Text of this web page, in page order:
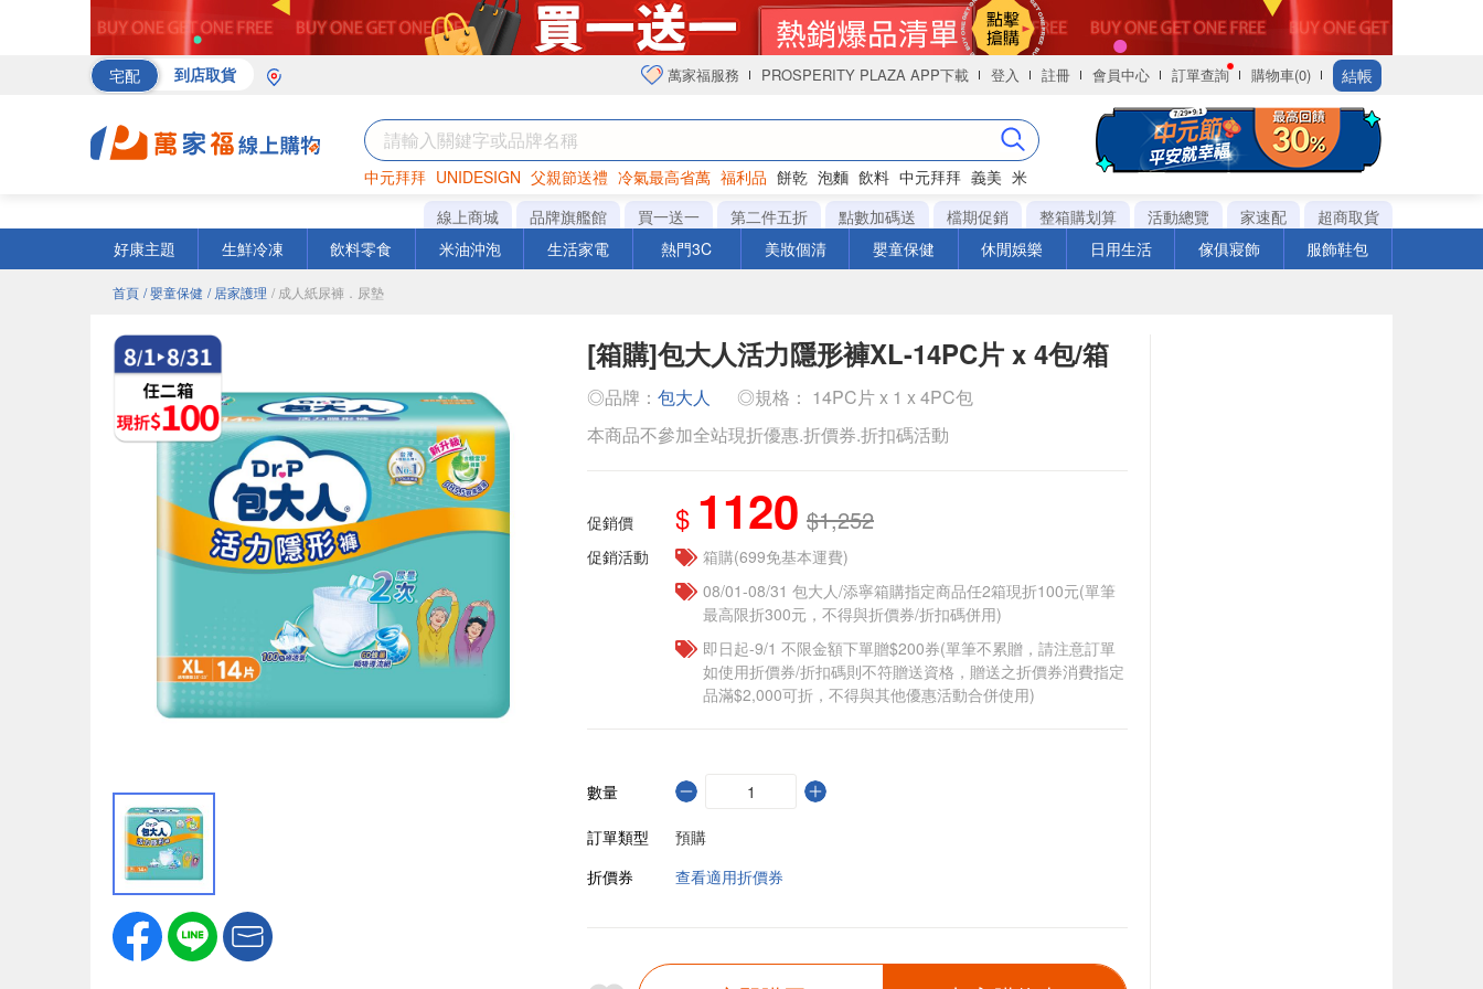
宅配 到店取貨 萬家福服務 PROSPERITY PLAZA APP下載 登入 註冊 會員中心 訂單查詢 購物車(0) 結帳
中元拜拜 UNIDESIGN 父親節送禮 冷氣最高省萬 福利品 餅乾 泡麵 飲料 中元拜拜 義美 米
巧克力 罐頭 衛生紙
線上商城 品牌旗艦館 買一送一 第二件五折 點數加碼送 檔期促銷 整箱購划算 活動總覽 家速配
超商取貨
好康主題
生鮮冷凍 飲料零食 米油沖泡 生活家電 熱門3C 美妝個清 嬰童保健 休閒娛樂 日用生活 傢俱寢飾 服飾鞋包
首頁 / 嬰童保健 / 居家護理 / 成人紙尿褲．尿墊
[箱購]包大人活力隱形褲XL-14PC片 x 4包/箱
◎品牌： 包大人
◎規格： 14PC片 x 1 x 4PC包
本商品不參加全站現折優惠.折價券.折扣碼活動
促銷價 $ 1120 $1,252
促銷活動
箱購(699免基本運費)
08/01-08/31 包大人/添寧箱購指定商品任2箱現折100元(單筆
最高限折300元，不得與折價券/折扣碼併用)
即日起-9/1 不限金額下單贈$200券(單筆不累贈，請注意訂單
如使用折價券/折扣碼則不符贈送資格，贈送之折價券消費指定
品滿$2,000可折，不得與其他優惠活動合併使用)
數量
訂單類型
預購
折價券
查看適用折價券